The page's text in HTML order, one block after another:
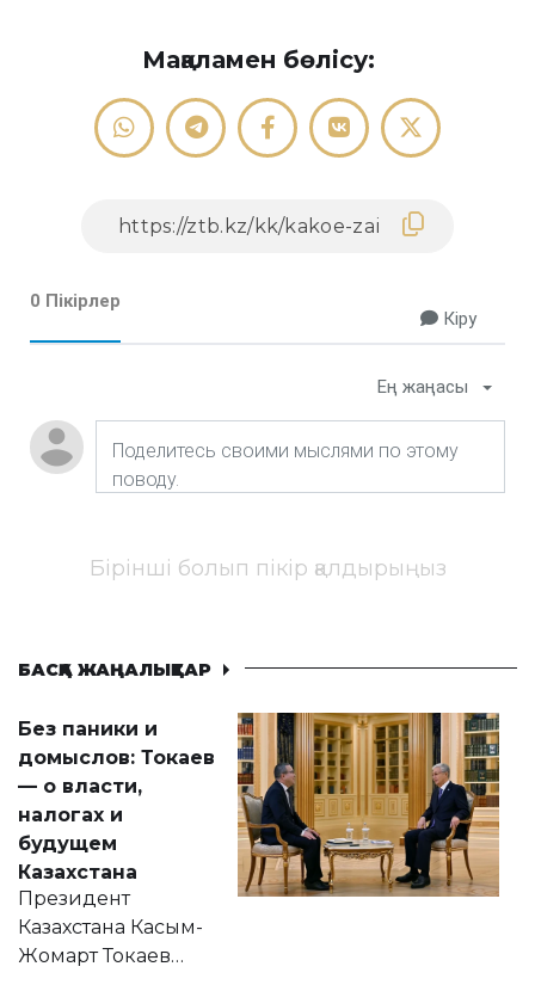
Мақаламен бөлісу:
0 Пікірлер
Кіру
Ең жаңасы
Бірінші болып пікір қалдырыңыз
БАСҚА ЖАҢАЛЫҚТАР
Без паники и
домыслов: Токаев
— о власти,
налогах и
будущем
Казахстана
Президент
Казахстана Касым-
Жомарт Токаев